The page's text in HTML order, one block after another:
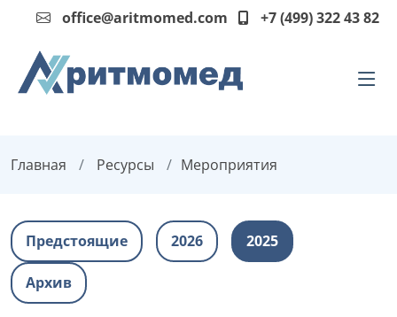
office@aritmomed.com +7 (499) 322 43 82
Главная Ресурсы Мероприятия
Предстоящие 2026 2025
Архив